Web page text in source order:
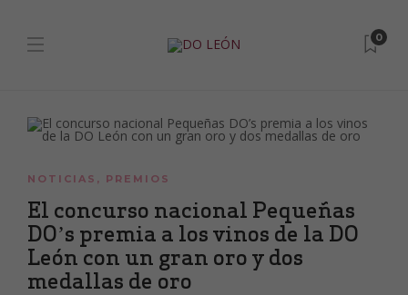
0
NOTICIAS , PREMIOS
El concurso nacional Pequeñas
DO’s premia a los vinos de la DO
León con un gran oro y dos
medallas de oro